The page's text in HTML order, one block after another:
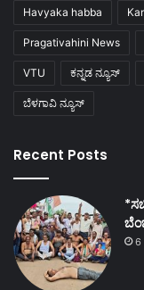
Havyaka habba
Pragativahini News
VTU ಕನ್ನಡ ನ್ಯೂಸ್
ಬೆಳಗಾವಿ ನ್ಯೂಸ್
Recent Posts
6